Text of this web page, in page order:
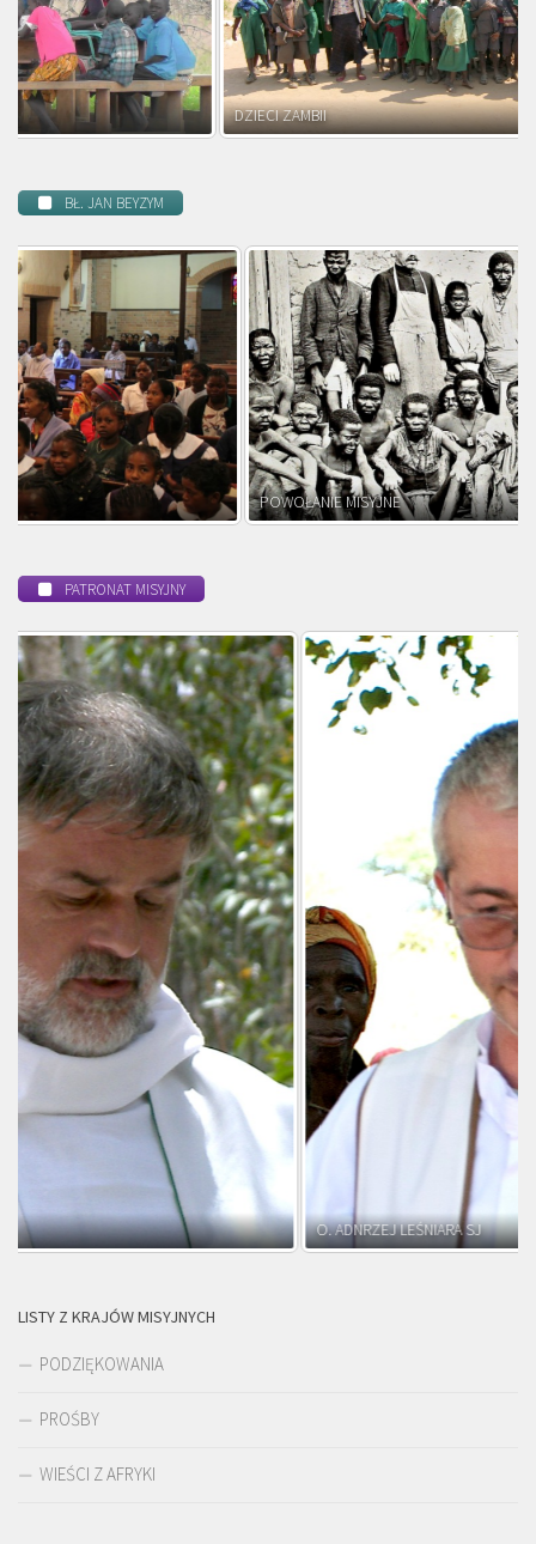
DZIECI ZAMBII
BŁ. JAN BEYZYM
POWOŁANIE MISYJNE
PATRONAT MISYJNY
O. ADNRZEJ LEŚNIARA SJ
LISTY Z KRAJÓW MISYJNYCH
PODZIĘKOWANIA
PROŚBY
WIEŚCI Z AFRYKI